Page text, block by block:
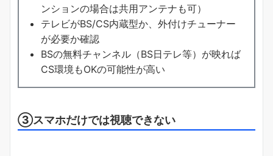
ンションの場合は共用アンテナも可）
テレビがBS/CS内蔵型か、外付けチューナー
が必要か確認
BSの無料チャンネル（BS日テレ等）が映れば
CS環境もOKの可能性が高い
③スマホだけでは視聴できない